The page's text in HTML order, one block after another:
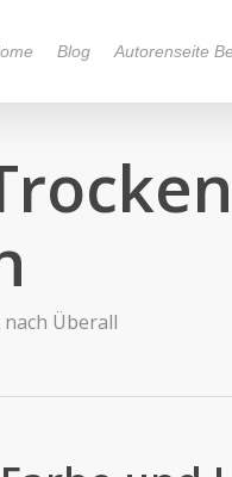
Blog Autorenseite
Überall